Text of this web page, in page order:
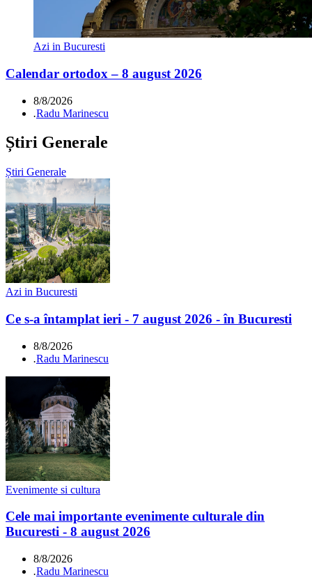
Azi in Bucuresti
Calendar ortodox – 8 august 2026
8/8/2026
.Radu Marinescu
Știri Generale
Știri Generale
Azi in Bucuresti
Ce s-a întamplat ieri - 7 august 2026 - în Bucuresti
8/8/2026
.Radu Marinescu
Evenimente si cultura
Cele mai importante evenimente culturale din
Bucuresti - 8 august 2026
8/8/2026
.Radu Marinescu